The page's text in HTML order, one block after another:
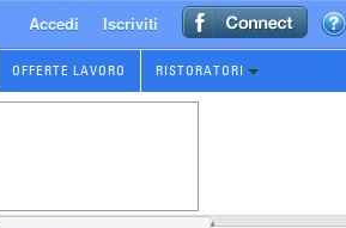
Accedi Iscriviti
OFFERTE LAVORO RISTORATORI